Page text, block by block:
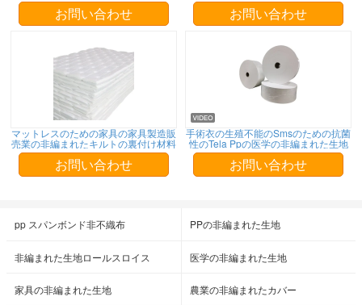
お問い合わせ
お問い合わせ
マットレスのための家具の家具製造販
売業の非編まれたキルトの裏付け材料
お問い合わせ
手術衣の生殖不能のSmsのための抗菌
性のTela Ppの医学の非編まれた生地
お問い合わせ
pp スパンボンド非不織布 PPの非編まれた生地
非編まれた生地ロールスロイス 医学の非編まれた生地
家具の非編まれた生地 農業の非編まれたカバー